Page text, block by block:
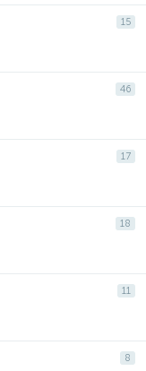
15
46
17
18
11
8